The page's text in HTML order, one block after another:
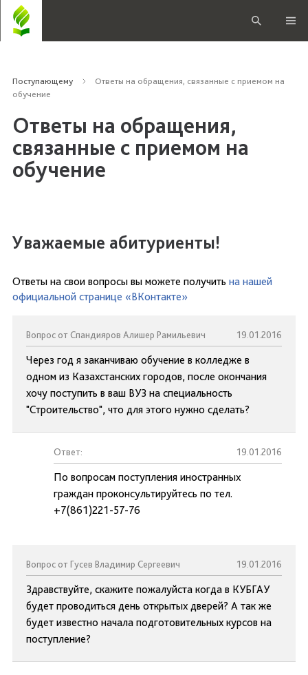
Поступающему
Ответы на обращения, связанные с приемом на
обучение
Ответы на обращения,
связанные с приемом на
обучение
Уважаемые абитуриенты!
Ответы на свои вопросы вы можете получить на нашей
официальной странице «ВКонтакте»
Вопрос от Спандияров Алишер Рамильевич 19.01.2016
Через год я заканчиваю обучение в колледже в
одном из Казахстанских городов, после окончания
хочу поступить в ваш ВУЗ на специальность
"Строительство", что для этого нужно сделать?
Ответ: 19.01.2016
По вопросам поступления иностранных
граждан проконсультируйтесь по тел.
+7(861)221-57-76
Вопрос от Гусев Владимир Сергеевич 19.01.2016
Здравствуйте, скажите пожалуйста когда в КУБГАУ
будет проводиться день открытых дверей? А так же
будет известно начала подготовительных курсов на
поступление?